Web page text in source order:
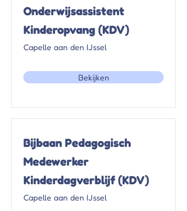
Onderwijsassistent
Kinderopvang (KDV)
Capelle aan den IJssel
Bekijken
Bijbaan Pedagogisch
Medewerker
Kinderdagverblijf (KDV)
Capelle aan den IJssel